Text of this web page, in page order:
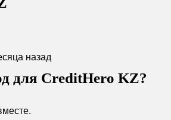
назад
для CreditHero KZ?